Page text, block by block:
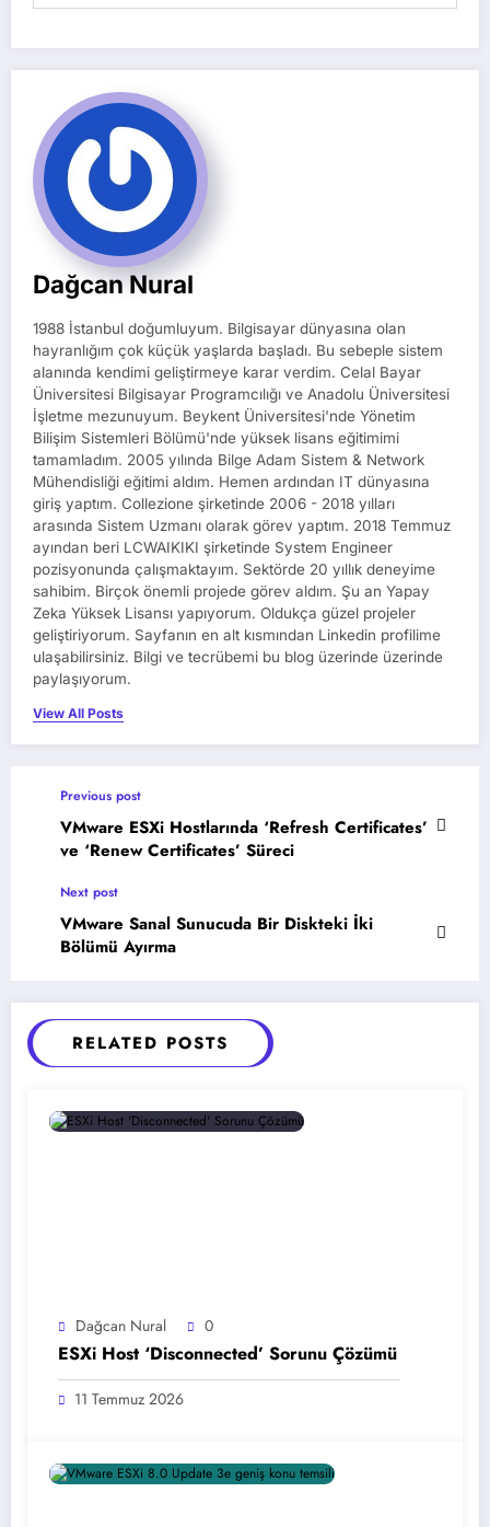
Dağcan Nural
1988 İstanbul doğumluyum. Bilgisayar dünyasına olan
hayranlığım çok küçük yaşlarda başladı. Bu sebeple sistem
alanında kendimi geliştirmeye karar verdim. Celal Bayar
Üniversitesi Bilgisayar Programcılığı ve Anadolu Üniversitesi
İşletme mezunuyum. Beykent Üniversitesi'nde Yönetim
Bilişim Sistemleri Bölümü'nde yüksek lisans eğitimimi
tamamladım. 2005 yılında Bilge Adam Sistem & Network
Mühendisliği eğitimi aldım. Hemen ardından IT dünyasına
giriş yaptım. Collezione şirketinde 2006 - 2018 yılları
arasında Sistem Uzmanı olarak görev yaptım. 2018 Temmuz
ayından beri LCWAIKIKI şirketinde System Engineer
pozisyonunda çalışmaktayım. Sektörde 20 yıllık deneyime
sahibim. Birçok önemli projede görev aldım. Şu an Yapay
Zeka Yüksek Lisansı yapıyorum. Oldukça güzel projeler
geliştiriyorum. Sayfanın en alt kısmından Linkedin profilime
ulaşabilirsiniz. Bilgi ve tecrübemi bu blog üzerinde üzerinde
paylaşıyorum.
View All Posts
Previous post
VMware ESXi Hostlarında ‘Refresh Certificates’
ve ‘Renew Certificates’ Süreci
Next post
VMware Sanal Sunucuda Bir Diskteki İki
Bölümü Ayırma
RELATED POSTS
Dağcan Nural 0
ESXi Host ‘Disconnected’ Sorunu Çözümü
11 Temmuz 2026